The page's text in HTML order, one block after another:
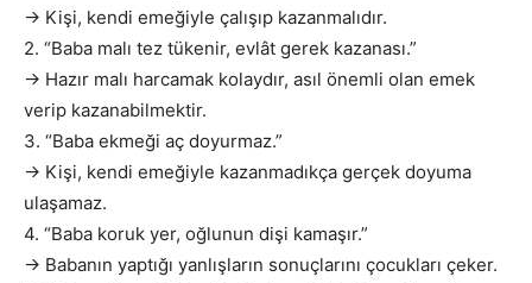
→ Kişi, kendi emeğiyle çalışıp kazanmalıdır.
2. “Baba malı tez tükenir, evlât gerek kazanası.”
→ Hazır malı harcamak kolaydır, asıl önemli olan emek
verip kazanabilmektir.
3. “Baba ekmeği aç doyurmaz.”
→ Kişi, kendi emeğiyle kazanmadıkça gerçek doyuma
ulaşamaz.
4. “Baba koruk yer, oğlunun dişi kamaşır.”
→ Babanın yaptığı yanlışların sonuçlarını çocukları çeker.